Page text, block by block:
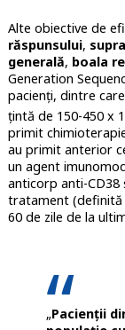
Alte obiective de
răspunsului,
generală, boala
Generation
pacienți, dintre
țintă de 150-450 x
primit
au primit anterior
un agent
anticorp anti-
tratament (definită
60 de zile de la
„Pacienții